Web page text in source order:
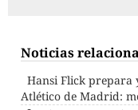
Noticias
Hansi Flick prepara
Atlético de Madrid: